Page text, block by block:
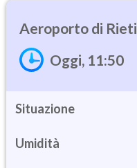
Rieti
Oggi, 11:50
Situazione
Umidità